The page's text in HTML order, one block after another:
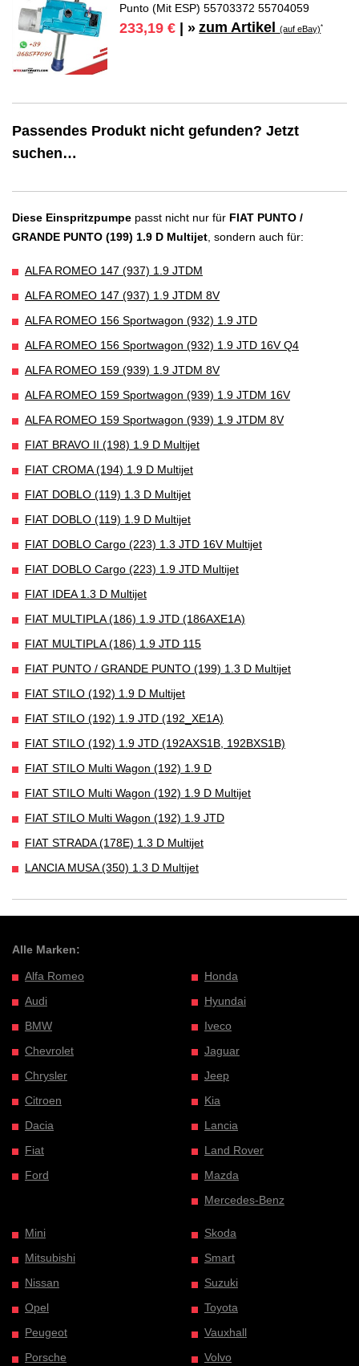
Punto (Mit ESP) 55703372 55704059
233,19 € | » zum Artikel(auf eBay)*
Passendes Produkt nicht gefunden? Jetzt
suchen…
Diese Einspritzpumpe passt nicht nur für FIAT PUNTO /
GRANDE PUNTO (199) 1.9 D Multijet, sondern auch für:
ALFA ROMEO 147 (937) 1.9 JTDM
ALFA ROMEO 147 (937) 1.9 JTDM 8V
ALFA ROMEO 156 Sportwagon (932) 1.9 JTD
ALFA ROMEO 156 Sportwagon (932) 1.9 JTD 16V Q4
ALFA ROMEO 159 (939) 1.9 JTDM 8V
ALFA ROMEO 159 Sportwagon (939) 1.9 JTDM 16V
ALFA ROMEO 159 Sportwagon (939) 1.9 JTDM 8V
FIAT BRAVO II (198) 1.9 D Multijet
FIAT CROMA (194) 1.9 D Multijet
FIAT DOBLO (119) 1.3 D Multijet
FIAT DOBLO (119) 1.9 D Multijet
FIAT DOBLO Cargo (223) 1.3 JTD 16V Multijet
FIAT DOBLO Cargo (223) 1.9 JTD Multijet
FIAT IDEA 1.3 D Multijet
FIAT MULTIPLA (186) 1.9 JTD (186AXE1A)
FIAT MULTIPLA (186) 1.9 JTD 115
FIAT PUNTO / GRANDE PUNTO (199) 1.3 D Multijet
FIAT STILO (192) 1.9 D Multijet
FIAT STILO (192) 1.9 JTD (192_XE1A)
FIAT STILO (192) 1.9 JTD (192AXS1B, 192BXS1B)
FIAT STILO Multi Wagon (192) 1.9 D
FIAT STILO Multi Wagon (192) 1.9 D Multijet
FIAT STILO Multi Wagon (192) 1.9 JTD
FIAT STRADA (178E) 1.3 D Multijet
LANCIA MUSA (350) 1.3 D Multijet
Alle Marken:
Alfa Romeo
Audi
BMW
Chevrolet
Chrysler
Citroen
Dacia
Fiat
Ford
Honda
Hyundai
Iveco
Jaguar
Jeep
Kia
Lancia
Land Rover
Mazda
Mercedes-Benz
Mini
Mitsubishi
Nissan
Opel
Peugeot
Porsche
Skoda
Smart
Suzuki
Toyota
Vauxhall
Volvo